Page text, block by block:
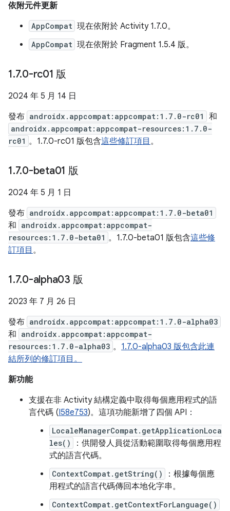
依附元件更新
AppCompat 現在依附於 Activity 1.7.0。
AppCompat 現在依附於 Fragment 1.5.4 版。
1.7.0-rc01 版
2024 年 5 月 14 日
發布 androidx.appcompat:appcompat:1.7.0-rc01 和
androidx.appcompat:appcompat-resources:1.7.0-
rc01 。1.7.0-rc01 版包含這些修訂項目 。
1.7.0-beta01 版
2024 年 5 月 1 日
發布 androidx.appcompat:appcompat:1.7.0-beta01
和 androidx.appcompat:appcompat-
resources:1.7.0-beta01 。1.7.0-beta01 版包含這些修
訂項目 。
1.7.0-alpha03 版
2023 年 7 月 26 日
發布 androidx.appcompat:appcompat:1.7.0-alpha03
和 androidx.appcompat:appcompat-
resources:1.7.0-alpha03 。 1.7.0-alpha03 版包含此連
結所列的修訂項目。
新功能
支援在非 Activity 結構定義中取得每個應用程式的語
言代碼 (I58e753)。這項功能新增了四個 API：
LocaleManagerCompat.getApplicationLoca
les()
：供開發人員從活動範圍取得每個應用程
式的語言代碼。
ContextCompat.getString()
：根據每個應
用程式的語言代碼傳回本地化字串。
ContextCompat.getContextForLanguage()